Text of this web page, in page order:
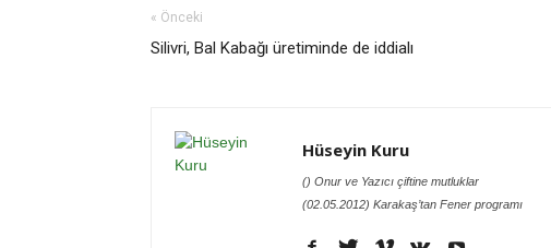
« Önceki
Silivri, Bal Kabağı üretiminde de iddialı
Hüseyin Kuru
() Onur ve Yazıcı çiftine mutluklar
(02.05.2012) Karakaş’tan Fener programı